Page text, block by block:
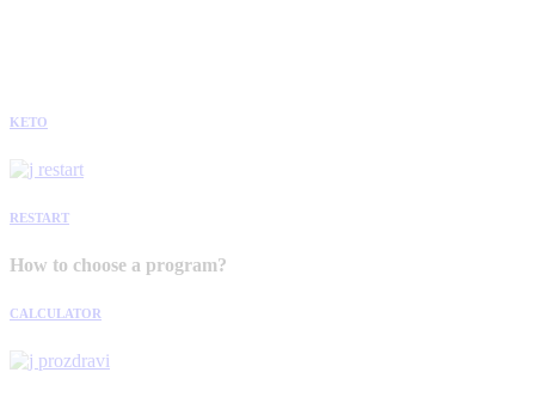
KETO
RESTART
How to choose a program?
CALCULATOR